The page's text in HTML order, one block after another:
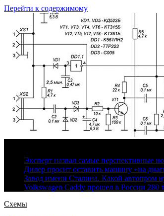
Перейти к содержимому
Эксперт назвал самые перспективные
Дилер просит оставить машину «на
Завод имени Сталина. Какой автопром
Volkswagen Caddy прошел в России 280
Схемы